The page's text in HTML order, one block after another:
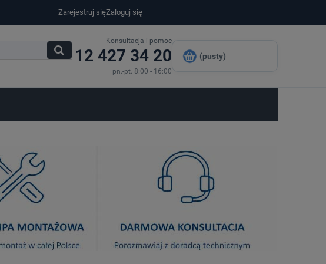
Zarejestruj sięZaloguj się
Konsultacja i pomoc
12 427 34 20
pn.-pt. 8:00 - 16:00
(pusty)